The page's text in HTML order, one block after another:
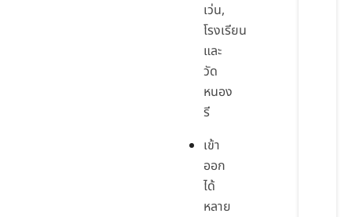
เว่น,
โรงเรียน
และ
วัด
หนอง
รี
เข้า
ออก
ได้
หลาย